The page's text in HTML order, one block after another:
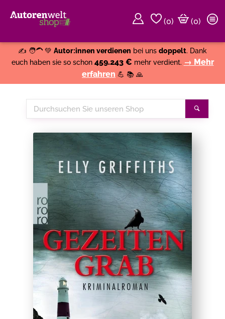
(0)
(0)
✍️ 🧑‍🦱 💚 Autor:innen verdienen bei uns doppelt. Dank
euch haben sie so schon 459.243 € mehr verdient. → Mehr
erfahren 💪 📚 🙏
Durchsuchen
Sie
Shop